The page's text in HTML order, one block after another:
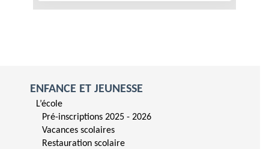
ENFANCE ET JEUNESSE
L’école
Pré-inscriptions 2025 - 2026
Vacances scolaires
Restauration scolaire